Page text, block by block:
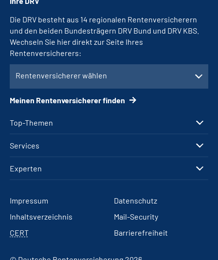
Top-Themen
Services
Experten
Die DRV besteht aus 14 regionalen Rentenversicherern
und den beiden Bundesträgern DRV Bund und DRV KBS.
Wechseln Sie hier direkt zur Seite Ihres
Rentenversicherers:
Rentenversicherer wählen
Meinen Rentenversicherer finden
Impressum
Datenschutz
Inhaltsverzeichnis
Mail-Security
CERT
Barrierefreiheit